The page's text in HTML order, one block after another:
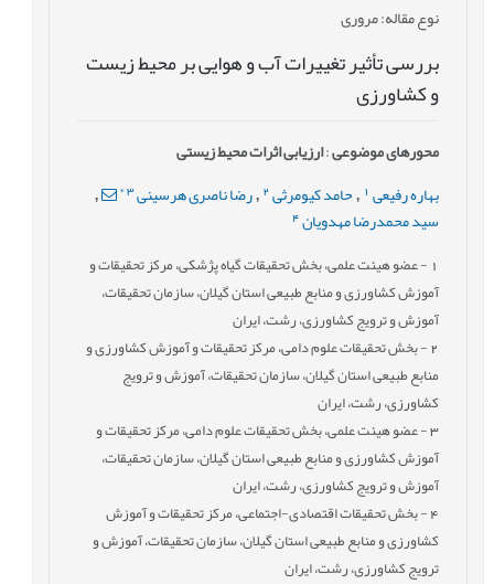
نوع مقاله: مروری
بررسی تأثیر تغییرات آب و هوایی بر محیط زیست
و کشاورزی
محورهای موضوعی:ارزیابی اثرات محیط زیستی
بهاره رفیعی , حامد کیومرثی 2
, رضا ناصری هرسینی 3
*
,
سید محمدرضا مهدویان 4
- عضو هیئت علمی، بخش تحقیقات گیاه پژشکی، مرکز تحقیقات و
آموزش کشاورزی و منابع طبیعی استان گیلان، سازمان تحقیقات،
آموزش و ترویج کشاورزی، رشت، ایران
2- بخش تحقیقات علوم دامی، مرکز تحقیقات و آموزش کشاورزی و
منابع طبیعی استان گیلان، سازمان تحقیقات، آموزش و ترویج
کشاورزی، رشت، ایران
3- عضو هیئت علمی، بخش تحقیقات علوم دامی، مرکز تحقیقات و
آموزش کشاورزی و منابع طبیعی استان گیلان، سازمان تحقیقات،
آموزش و ترویج کشاورزی، رشت، ایران
4- بخش تحقیقات اقتصادی-اجتماعی، مرکز تحقیقات و آموزش
کشاورزی و منابع طبیعی استان گیلان، سازمان تحقیقات، آموزش و
ترویج کشاورزی، رشت، ایران